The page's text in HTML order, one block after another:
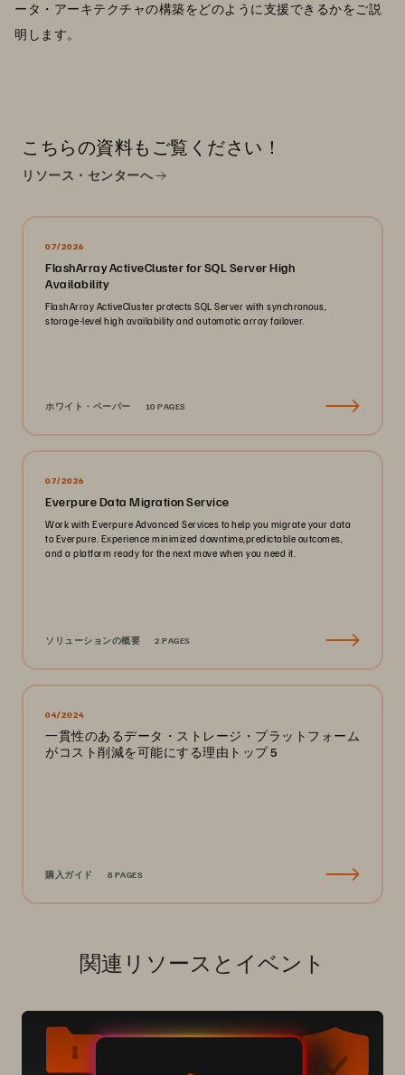
ータ・アーキテクチャの構築をどのように支援できるかをご説
明します。
こちらの資料もご覧ください！
リソース・センターへ
07/2026
FlashArray ActiveCluster for SQL Server High
Availability
FlashArray ActiveCluster protects SQL Server with synchronous,
storage-level high availability and automatic array failover.
ホワイト・ペーパー 10 PAGES
07/2026
Everpure Data Migration Service
Work with Everpure Advanced Services to help you migrate your data
to Everpure. Experience minimized downtime,predictable outcomes,
and a platform ready for the next move when you need it.
ソリューションの概要 2 PAGES
04/2024
一貫性のあるデータ・ストレージ・プラットフォーム
がコスト削減を可能にする理由トップ 5
購入ガイド 8 PAGES
関連リソースとイベント